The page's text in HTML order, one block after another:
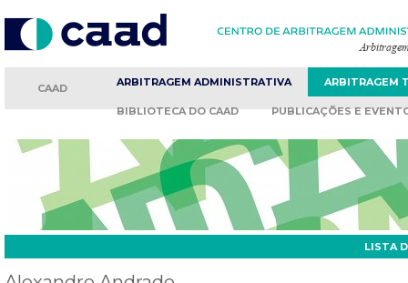
CAAD ARBITRAGEM ADMINISTRATIVA ARBITRAGEM
BIBLIOTECA DO CAAD PUBLICAÇÕES E
LISTA